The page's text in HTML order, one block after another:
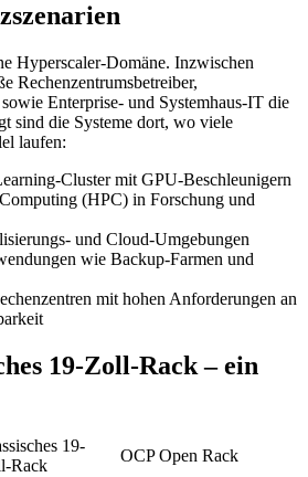
Hyperscaler-Domäne. Inzwischen
Rechenzentrumsbetreiber,
Enterprise- und Systemhaus-IT die
sind die Systeme dort, wo viele
laufen:
Cluster mit GPU-Beschleunigern
(HPC) in Forschung und
und Cloud-Umgebungen
wie Backup-Farmen und
mit hohen Anforderungen an
19-Zoll-Rack – ein
19-
Rack
OCP Open Rack